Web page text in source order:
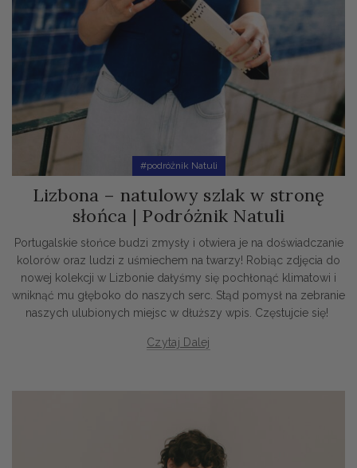
#podróżnik Natuli
Lizbona – natulowy szlak w stronę
słońca | Podróżnik Natuli
Portugalskie słońce budzi zmysły i otwiera je na doświadczanie
kolorów oraz ludzi z uśmiechem na twarzy! Robiąc zdjęcia do
nowej kolekcji w Lizbonie dałyśmy się pochłonąć klimatowi i
wniknąć mu głęboko do naszych serc. Stąd pomysł na zebranie
naszych ulubionych miejsc w dłuższy wpis. Częstujcie się!
Czytaj Dalej